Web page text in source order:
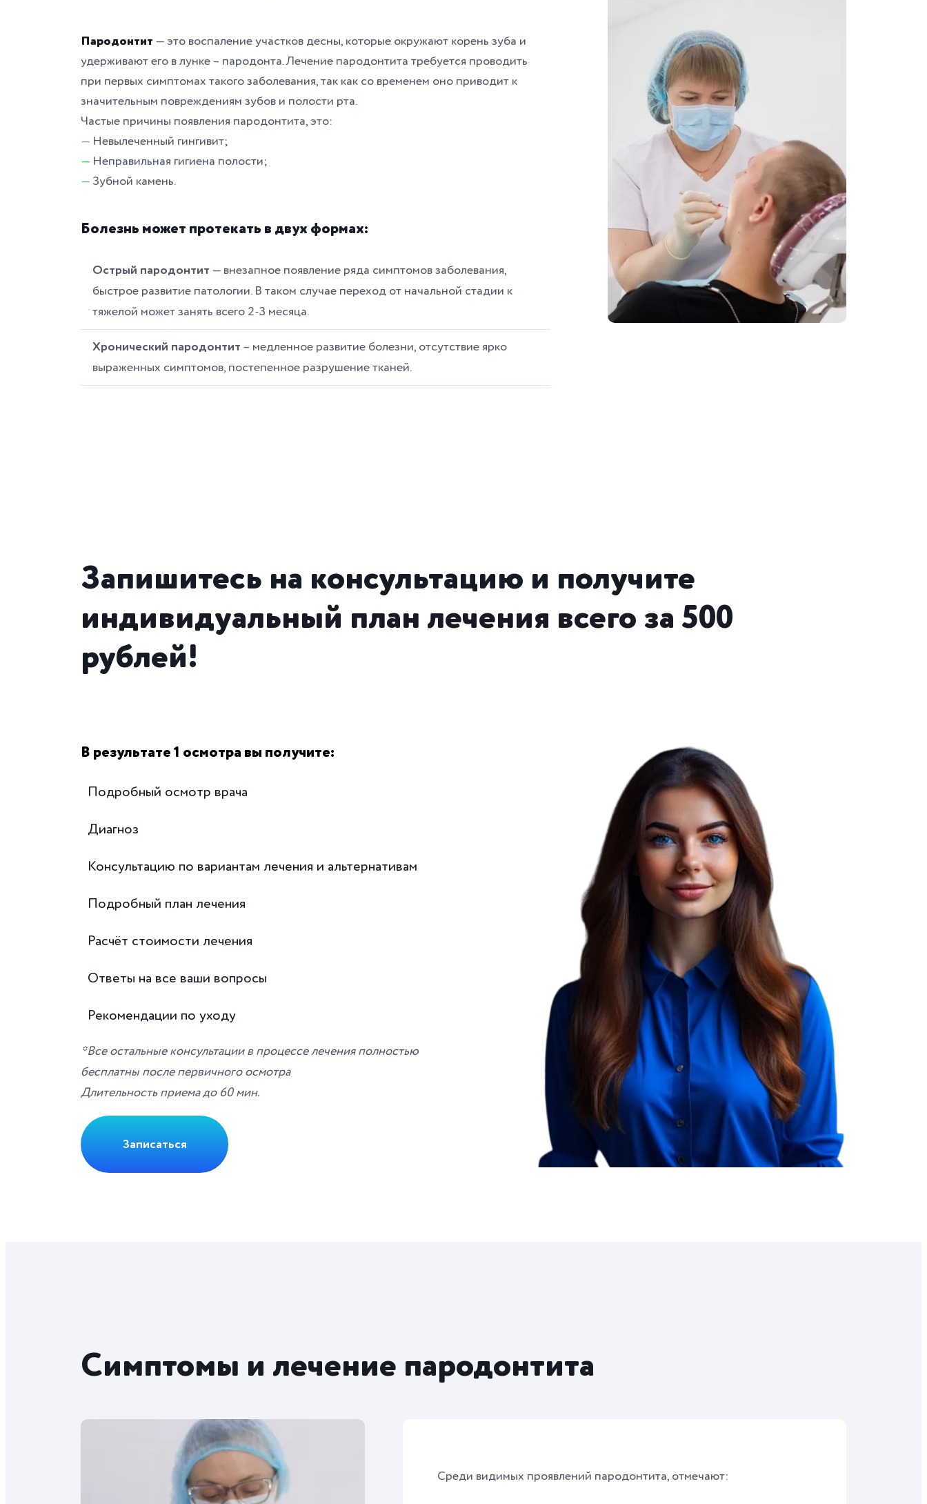
Пародонтит — это воспаление участков десны, которые окружают корень зуба и
удерживают его в лунке – пародонта. Лечение пародонтита требуется проводить
при первых симптомах такого заболевания, так как со временем оно приводит к
значительным повреждениям зубов и полости рта.
Частые причины появления пародонтита, это:
— Невылеченный гингивит;
— Неправильная гигиена полости;
— Зубной камень.
Болезнь может протекать в двух формах:
Острый пародонтит — внезапное появление ряда симптомов заболевания,
быстрое развитие патологии. В таком случае переход от начальной стадии к
тяжелой может занять всего 2-3 месяца.
Хронический пародонтит – медленное развитие болезни, отсутствие ярко
выраженных симптомов, постепенное разрушение тканей.
Запишитесь на консультацию и получите
индивидуальный план лечения всего за 500
рублей!
В результате 1 осмотра вы получите:
Подробный осмотр врача
Диагноз
Консультацию по вариантам лечения и альтернативам
Подробный план лечения
Расчёт стоимости лечения
Ответы на все ваши вопросы
Рекомендации по уходу
*Все остальные консультации в процессе лечения полностью
бесплатны после первичного осмотра
Длительность приема до 60 мин.
Записаться
Симптомы и лечение пародонтита
Среди видимых проявлений пародонтита, отмечают: